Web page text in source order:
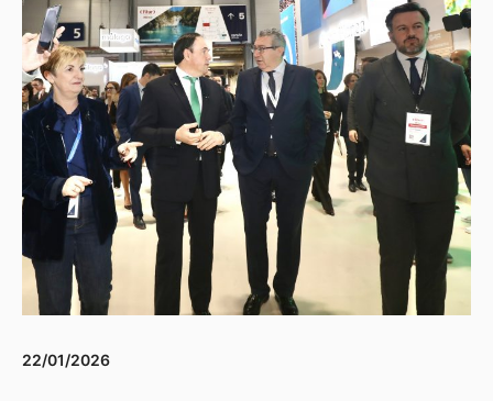
22/01/2026